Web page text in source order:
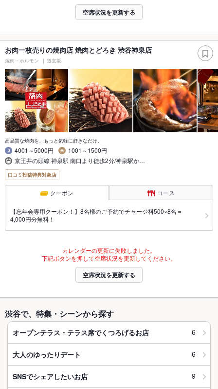
空席状況を更新する
お肉一枚売りの焼肉店 焼肉とどろき 渋谷神泉店
焼肉・ホルモン 道玄坂
高品質な焼肉を、もっと気軽に好きなだけ。
4001～5000円
1001～1500円
京王井の頭線 神泉駅 南口より徒歩2分/神泉駅か…
口コミ投稿特典対象店
クーポン コース
【忘年会専用クーポン！】8名様のご予約でチャージ料500×8名＝
4,000円分無料！
カレンダーの更新に失敗しました。
下記ボタンを押して空席状況を更新してください。
空席状況を更新する
渋谷で、特集・シーンから探す
オープンテラス・テラス席でくつろげるお店 6
大人のゆったりデート 6
SNSでシェアしたいお店 9